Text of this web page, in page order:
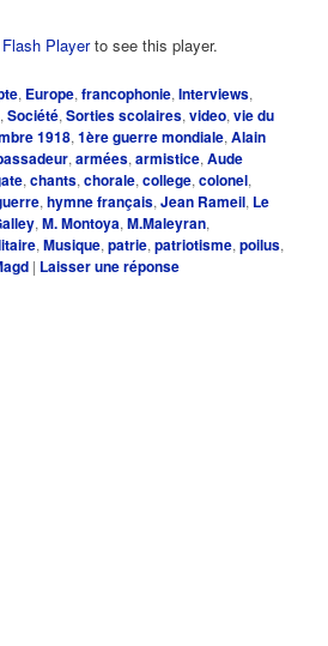
Playerto see this player.
, Europe,francophonie,Interviews,
,Société,Sorties scolaires,video,vie du
1918,1ère guerre mondiale,Alain
,armées,armistice,Aude
,chants,chorale,college,colonel,
,hymne français,Jean Rameil, Le
,M. Montoya,M.Maleyran,
,Musique,patrie,patriotisme,poilus,
| Laisser une réponse